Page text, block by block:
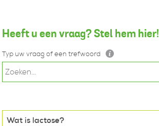
Heeft u een vraag? Stel hem hier!
Typ uw vraag of een trefwoord
Wat is lactose?